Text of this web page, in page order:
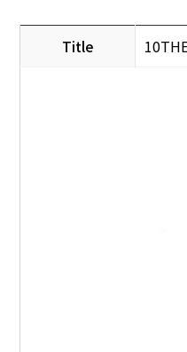
Title